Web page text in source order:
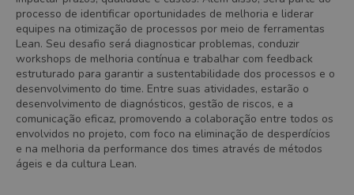
processo de identificar oportunidades de melhoria e liderar
equipes na otimização de processos por meio de ferramentas
Lean. Seu desafio será diagnosticar problemas, conduzir
workshops de melhoria contínua e trabalhar com feedback
estruturado para garantir a sustentabilidade dos processos e o
desenvolvimento do time. Entre suas atividades, estarão o
desenvolvimento de diagnósticos, gestão de riscos, e a
comunicação eficaz, promovendo a colaboração entre todos os
envolvidos no projeto, com foco na eliminação de desperdícios
e na melhoria da performance dos times através de métodos
ágeis e da cultura Lean.